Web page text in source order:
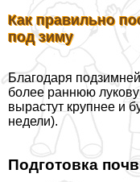
Как правильно
под зиму
Благодаря
более раннюю
вырастут крупнее и
недели).
Подготовка